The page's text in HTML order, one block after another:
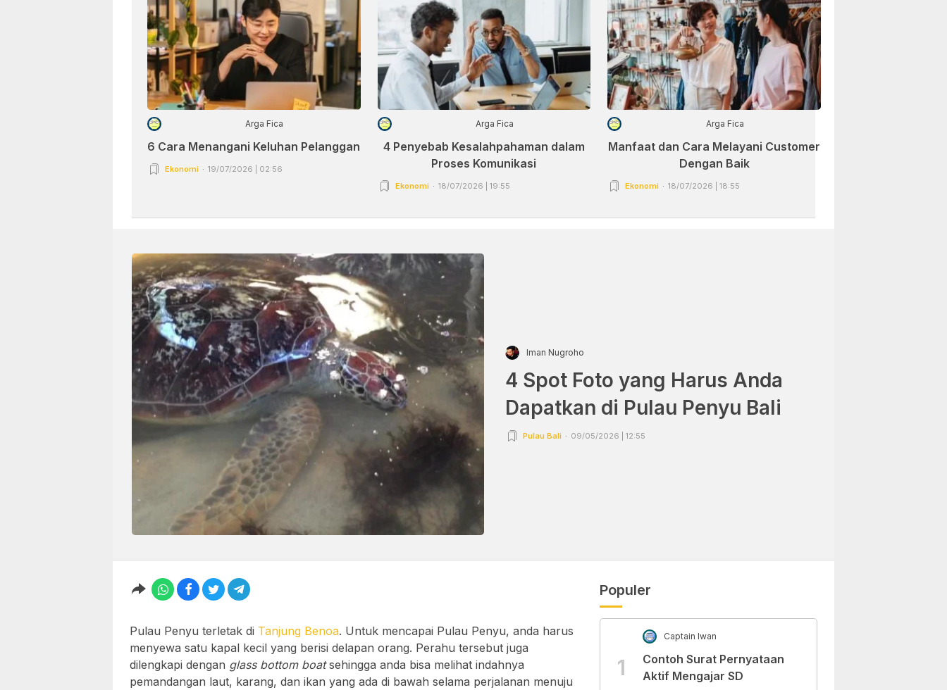
Arga Fica
6 Cara Menangani Keluhan Pelanggan
Ekonomi 19/07/2026 | 02:56
Arga Fica
4 Penyebab Kesalahpahaman dalam
Proses Komunikasi
Ekonomi 18/07/2026 | 19:55
Arga Fica
Manfaat dan Cara Melayani Customer
Dengan Baik
Ekonomi 18/07/2026 | 18:55
Iman Nugroho
4 Spot Foto yang Harus Anda
Dapatkan di Pulau Penyu Bali
Pulau Bali 09/05/2026 | 12:55
Pulau Penyu terletak di Tanjung Benoa. Untuk mencapai Pulau Penyu, anda harus
menyewa satu kapal kecil yang berisi delapan orang. Perahu tersebut juga
dilengkapi dengan glass bottom boatsehingga anda bisa melihat indahnya
pemandangan laut, karang, dan ikan yang ada di bawah selama perjalanan menuju
Populer
1
Captain Iwan
Contoh Surat Pernyataan
Aktif Mengajar SD